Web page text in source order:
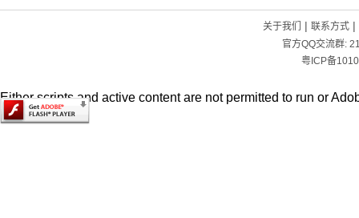
关于我们 | 联系方式|
官方QQ交流群:
粤ICP备
Either scripts and active content are not permitted to run or